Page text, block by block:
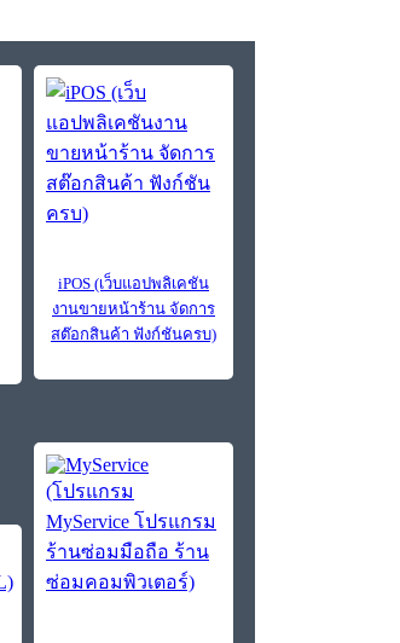
iPOS (เว็บแอปพลิเคชัน
งานขายหน้าร้าน จัดการ
สต๊อกสินค้า ฟังก์ชันครบ)